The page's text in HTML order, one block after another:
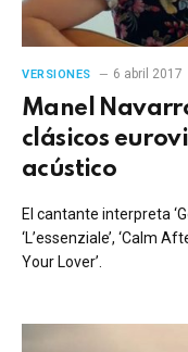
VERSIONES 6 abril 2017
Manel
clásicos
acústico
El cantante interpreta
‘L’essenziale’, ‘Calm
Your Lover’.